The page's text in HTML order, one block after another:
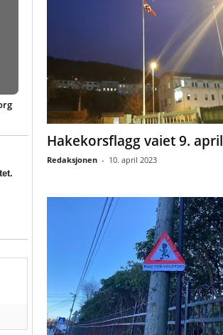
Hakekorsflagg vaiet 9. april
Redaksjonen - 10. april 2023